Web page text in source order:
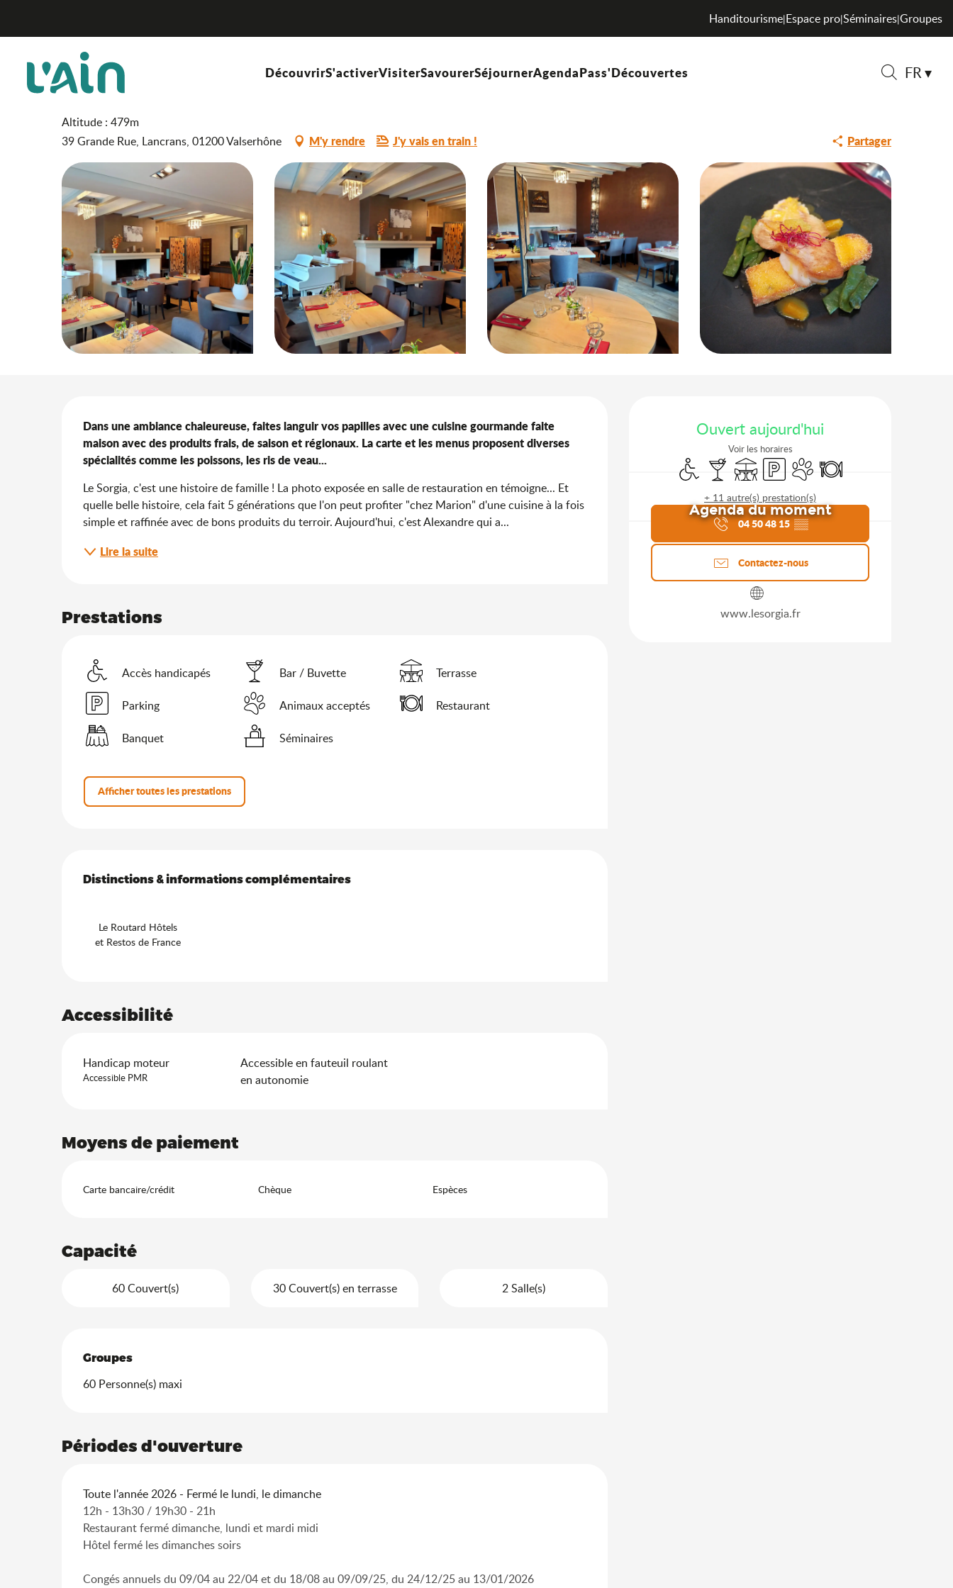
principal
FR
Handitourisme|Espace pro|Séminaires|Groupes
DécouvrirS'activerVisiterSavourerSéjournerAgendaPass'Découvertes
Restaurant Le Sorgia
RESTAURANT
Altitude : 479m
39 Grande Rue, Lancrans, 01200 Valserhône
M'y rendre J'y vais en train ! Partager
Ouvert aujourd'hui
Voir les horaires
Accès handicapés
Bar / Buvette
TerrasseParkingAnimaux acceptés
Restaurant
+ 11 autre(s) prestation(s)
Agenda du moment
04 50 48 15▒▒
Contactez-nous
www.lesorgia.fr
Dans une ambiance chaleureuse, faites languir vos papilles avec une cuisine gourmande faite
maison avec des produits frais, de saison et régionaux. La carte et les menus proposent diverses
spécialités comme les poissons, les ris de veau...
Le Sorgia, c'est une histoire de famille ! La photo exposée en salle de restauration en témoigne... Et
quelle belle histoire, cela fait 5 générations que l'on peut profiter "chez Marion" d'une cuisine à la fois
simple et raffinée avec de bons produits du terroir. Aujourd'hui, c'est Alexandre qui a...
Lire la suite
Prestations
Accès handicapés Bar / Buvette Terrasse
Parking Animaux acceptés Restaurant
Banquet Séminaires
Afficher toutes les prestations
Distinctions & informations complémentaires
Distinctions & informations complémentaires
Le Routard Hôtels
et Restos de France
Accessibilité
Handicap moteur
Accessible PMR
Accessible en fauteuil roulant
en autonomie
Moyens de paiement
Carte bancaire/crédit Chèque Espèces
Capacité
60 Couvert(s) 30 Couvert(s) en terrasse 2 Salle(s)
Groupes
Groupes
60 Personne(s) maxi
Périodes d'ouverture
Toute l'année 2026 - Fermé le lundi, le dimanche
12h - 13h30 / 19h30 - 21h
Restaurant fermé dimanche, lundi et mardi midi
Hôtel fermé les dimanches soirs
Congés annuels du 09/04 au 22/04 et du 18/08 au 09/09/25, du 24/12/25 au 13/01/2026